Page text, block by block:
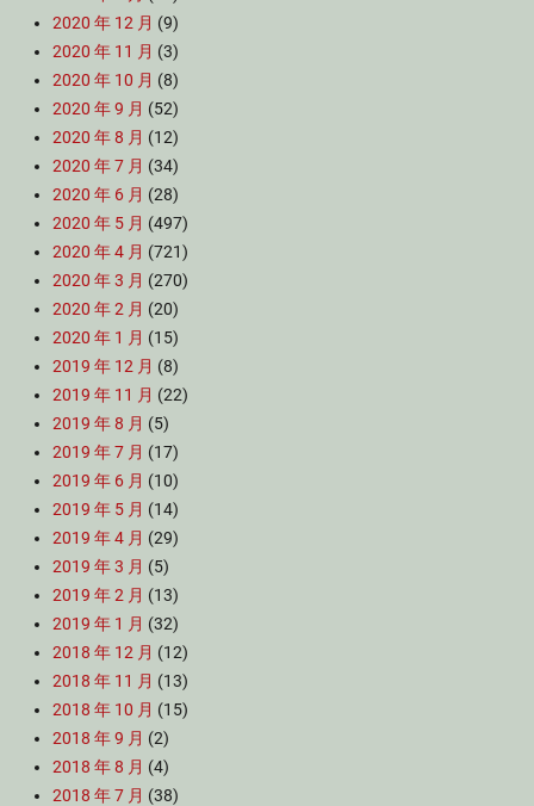
2020 年 12 月 (9)
2020 年 11 月 (3)
2020 年 10 月 (8)
2020 年 9 月 (52)
2020 年 8 月 (12)
2020 年 7 月 (34)
2020 年 6 月 (28)
2020 年 5 月 (497)
2020 年 4 月 (721)
2020 年 3 月 (270)
2020 年 2 月 (20)
2020 年 1 月 (15)
2019 年 12 月 (8)
2019 年 11 月 (22)
2019 年 8 月 (5)
2019 年 7 月 (17)
2019 年 6 月 (10)
2019 年 5 月 (14)
2019 年 4 月 (29)
2019 年 3 月 (5)
2019 年 2 月 (13)
2019 年 1 月 (32)
2018 年 12 月 (12)
2018 年 11 月 (13)
2018 年 10 月 (15)
2018 年 9 月 (2)
2018 年 8 月 (4)
2018 年 7 月 (38)